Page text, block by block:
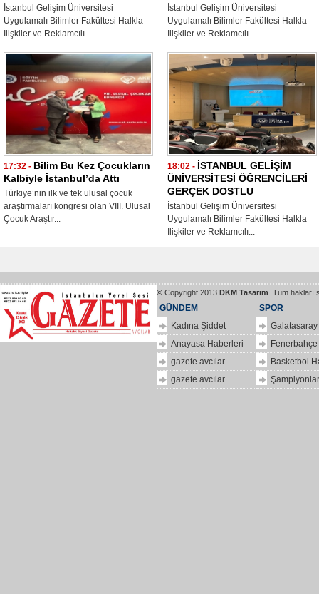
İstanbul Gelişim Üniversitesi
Uygulamalı Bilimler Fakültesi Halkla
İlişkiler ve Reklamcılı...
İstanbul Gelişim Üniversitesi
Uygulamalı Bilimler Fakültesi Halkla
İlişkiler ve Reklamcılı...
17:32 - Bilim Bu Kez Çocukların
Kalbiyle İstanbul’da Attı
Türkiye’nin ilk ve tek ulusal çocuk
araştırmaları kongresi olan VIII. Ulusal
Çocuk Araştır...
18:02 - İSTANBUL GELİŞİM
ÜNİVERSİTESİ ÖĞRENCİLERİ
GERÇEK DOSTLU
İstanbul Gelişim Üniversitesi
Uygulamalı Bilimler Fakültesi Halkla
İlişkiler ve Reklamcılı...
© Copyright 2013 DKM Tasarım. Tüm hakları
GÜNDEM
Kadına Şiddet
Anayasa Haberleri
gazete avcılar
gazete avcılar
SPOR
Galatasaray
Fenerbahçe
Basketbol